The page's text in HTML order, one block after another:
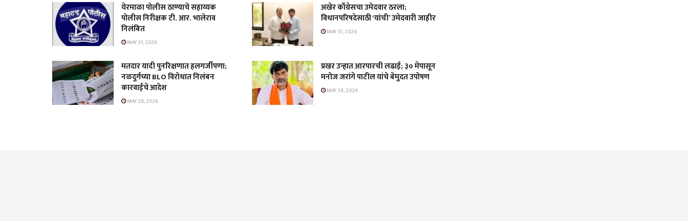
येरमाळा पोलीस ठाण्याचे सहाय्यक
पोलीस निरीक्षक टी. आर. भालेराव
निलंबित
MAY 31, 2026
अखेर काँग्रेसचा उमेदवार ठरला;
विधानपरिषदेसाठी ‘यांची’ उमेदवारी जाहीर
MAY 31, 2026
मतदार यादी पुनरिक्षणात हलगर्जीपणा;
नळदुर्गच्या BLO विरोधात निलंबन
कारवाईचे आदेश
MAY 28, 2026
प्रखर उन्हात आरपारची लढाई; ३० मेपासून
मनोज जरांगे पाटील यांचे बेमुदत उपोषण
MAY 28, 2026